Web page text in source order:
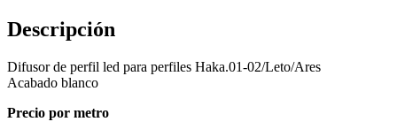
Descripción
Difusor de perfil led para perfiles Haka.01-02/Leto/Ares
Acabado blanco
Precio por metro